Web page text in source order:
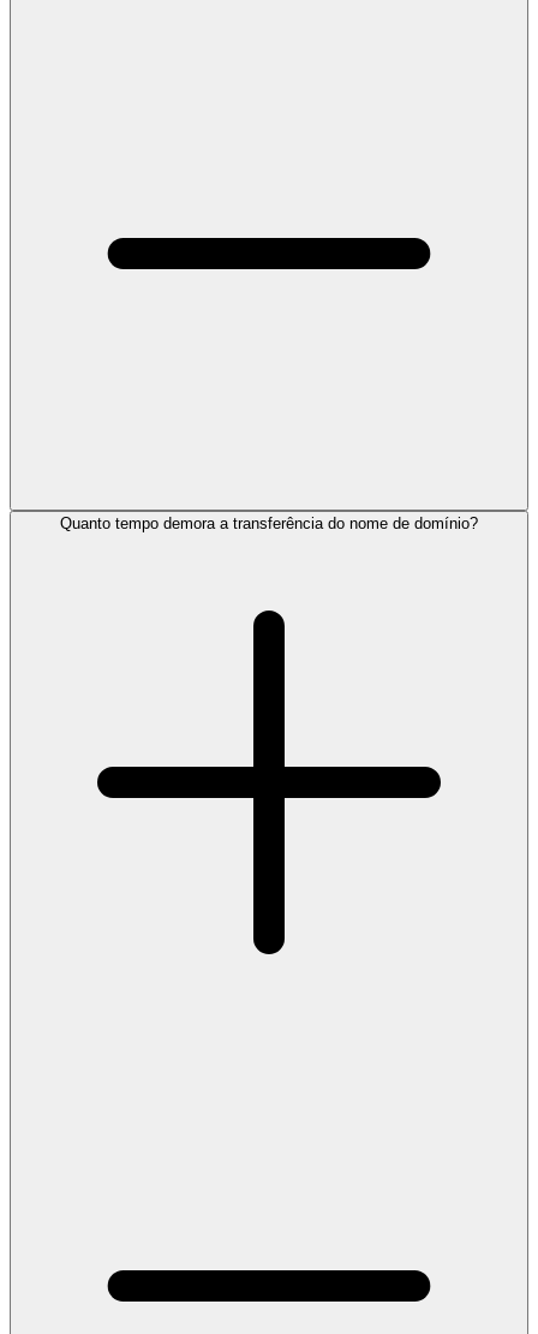
Quanto tempo demora a transferência do nome de domínio?